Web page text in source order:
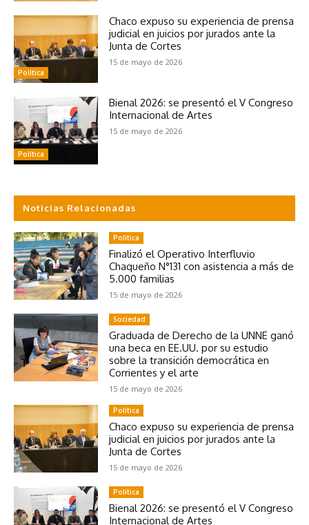
Política
Chaco expuso su experiencia de prensa
judicial en juicios por jurados ante la
Junta de Cortes
15 de mayo de 2026
Política
Bienal 2026: se presentó el V Congreso
Internacional de Artes
15 de mayo de 2026
Noticias Relacionadas
Política
Finalizó el Operativo Interfluvio
Chaqueño N°131 con asistencia a más de
5.000 familias
15 de mayo de 2026
Sociedad
Graduada de Derecho de la UNNE ganó
una beca en EE.UU. por su estudio
sobre la transición democrática en
Corrientes y el arte
15 de mayo de 2026
Política
Chaco expuso su experiencia de prensa
judicial en juicios por jurados ante la
Junta de Cortes
15 de mayo de 2026
Política
Bienal 2026: se presentó el V Congreso
Internacional de Artes